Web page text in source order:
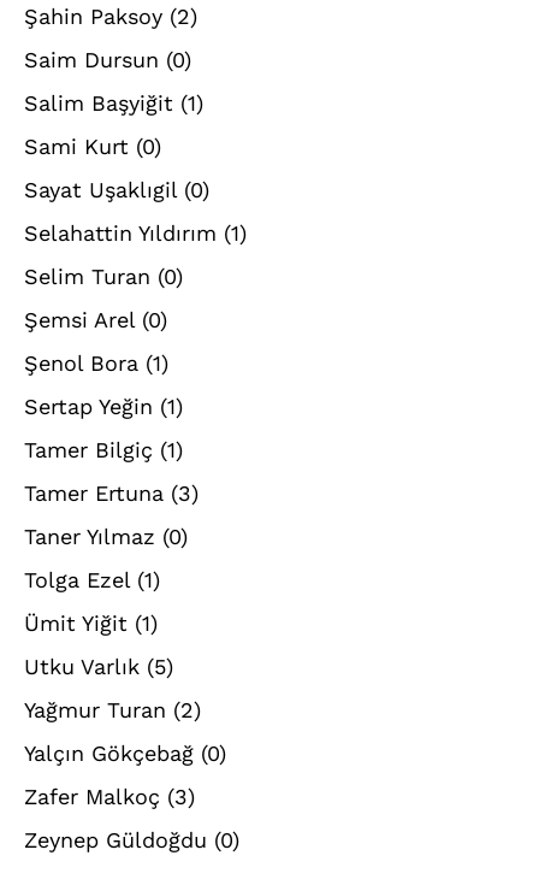
Şahin Paksoy (2)
Saim Dursun (0)
Salim Başyiğit (1)
Sami Kurt (0)
Sayat Uşaklıgil (0)
Selahattin Yıldırım (1)
Selim Turan (0)
Şemsi Arel (0)
Şenol Bora (1)
Sertap Yeğin (1)
Tamer Bilgiç (1)
Tamer Ertuna (3)
Taner Yılmaz (0)
Tolga Ezel (1)
Ümit Yiğit (1)
Utku Varlık (5)
Yağmur Turan (2)
Yalçın Gökçebağ (0)
Zafer Malkoç (3)
Zeynep Güldoğdu (0)